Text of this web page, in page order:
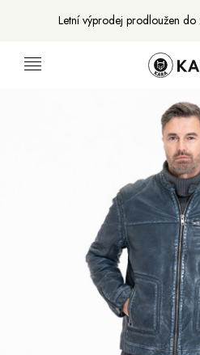
Letní výprodej prodloužen